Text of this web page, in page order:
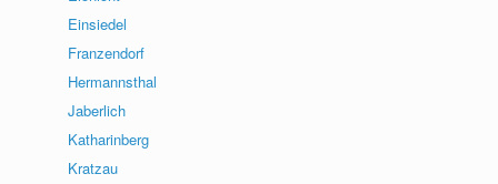
Einsiedel
Franzendorf
Hermannsthal
Jaberlich
Katharinberg
Kratzau